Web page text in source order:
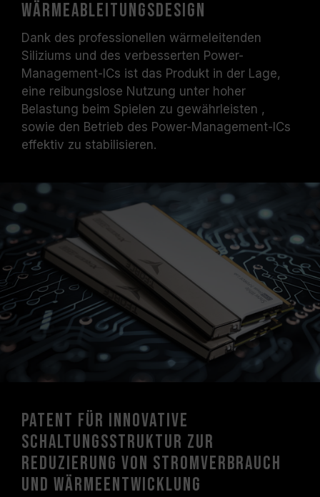
Wärmeableitungsdesign
Dank des professionellen wärmeleitenden
Siliziums und des verbesserten Power-
Management-ICs ist das Produkt in der Lage,
eine reibungslose Nutzung unter hoher
Belastung beim Spielen zu gewährleisten ,
sowie den Betrieb des Power-Management-ICs
effektiv zu stabilisieren.
Patent für innovative
Schaltungsstruktur zur
Reduzierung von Stromverbrauch
und Wärmeentwicklung